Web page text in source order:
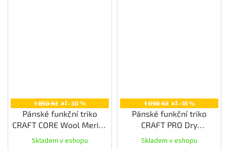
1 850 Kč až–30 %
Pánské funkční triko
CRAFT CORE Wool Merino
LS, černá
Skladem v eshopu
1 090 Kč až–18 %
Pánské funkční triko
CRAFT PRO Dry
Nanoweight SS, černá
Skladem v eshopu